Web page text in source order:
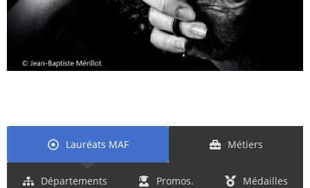
Lauréats MAF Métiers
Départements Promos. Médailles